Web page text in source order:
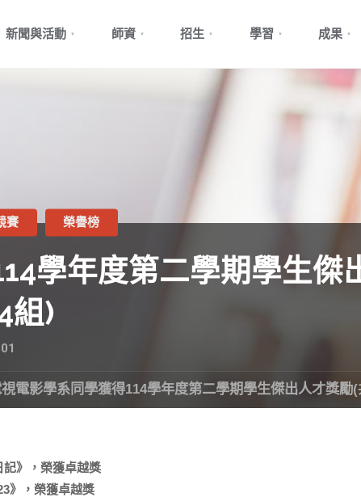
新聞與活動 師資 招生 學習 成果
學年度第二學期學生傑
組)
賽 榮譽榜
電影學系同學獲得114學年度第二學期學生傑出人才獎勵(
》，榮獲卓越獎
》，榮獲卓越獎